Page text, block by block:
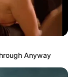
Anyway